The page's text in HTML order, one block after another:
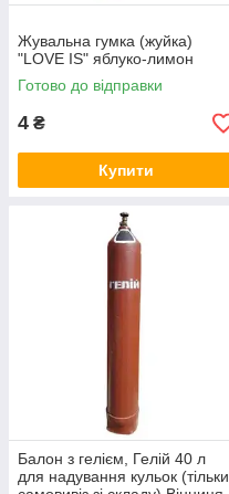
Жувальна гумка (жуйка)
"LOVE IS" яблуко-лимон
Готово до відправки
4 ₴
Купити
Балон з гелієм, Гелій 40 л
для надування кульок (тільки